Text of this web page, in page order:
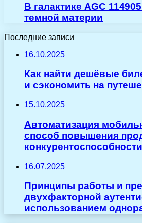
В галактике AGC
темной материи
Последние записи
16.10.2025
Как найти дешёвые
и сэкономить на
15.10.2025
Автоматизация
способ повышения
конкурентоспособности
16.07.2025
Принципы работы и
двухфакторной
использованием